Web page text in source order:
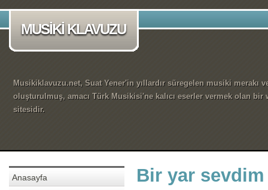
MUSİKİ KLAVUZU
Musikiklavuzu.net, Suat Yener'in yıllardır süregelen musiki merakı
oluşturulmuş, amacı Türk Musikisi'ne kalıcı eserler vermek olan bir
sitesidir.
Anasayfa
Bir yar sevdim